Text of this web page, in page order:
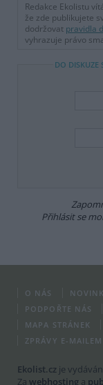
Redakce Ekolistu
že zde publikujete
dodržovat pravidla
vyhrazuje právo
DO DISKUZE
Přihlásit se
O NÁS
PODPOŘTE NÁS
MAPA STRÁNEK
ZPRÁVY E-MAILEM
Ekolist.cz je
Za webhosting a